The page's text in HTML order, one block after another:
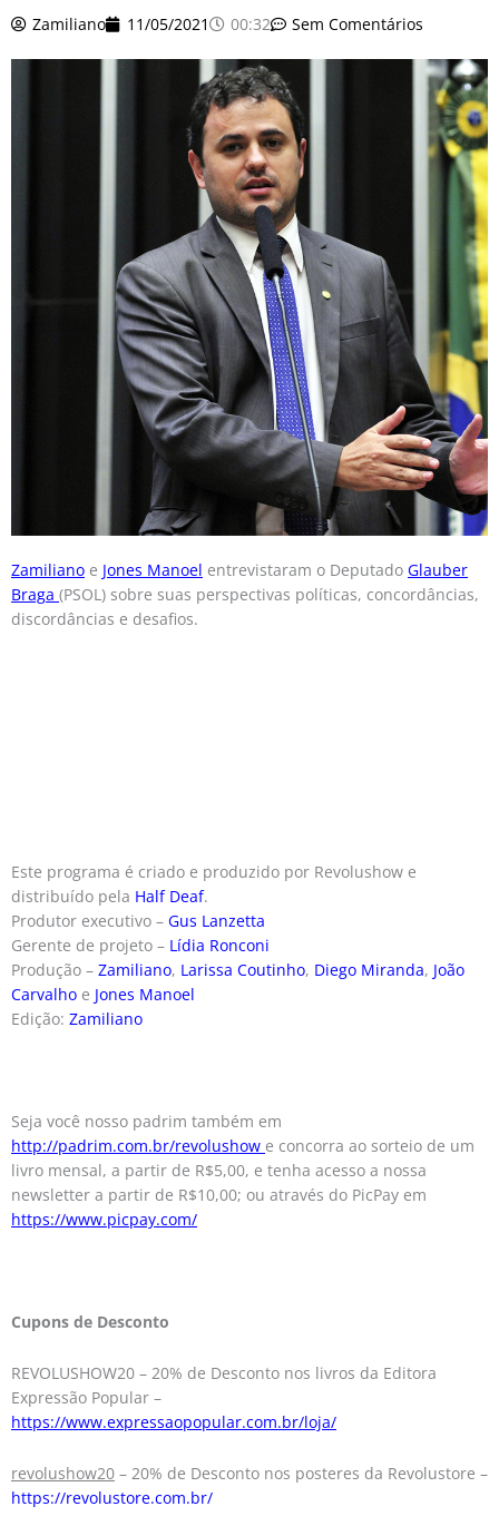
k
Zamiliano 11/05/2021 00:32 Sem Comentários
Zamiliano e Jones Manoel entrevistaram o Deputado Glauber
Braga (PSOL) sobre suas perspectivas políticas, concordâncias,
discordâncias e desafios.
Este programa é criado e produzido por Revolushow e
distribuído pela Half Deaf.
Produtor executivo – Gus Lanzetta
Gerente de projeto – Lídia Ronconi
Produção – Zamiliano, Larissa Coutinho, Diego Miranda, João
Carvalho e Jones Manoel
Edição: Zamiliano
Seja você nosso padrim também em
http://padrim.com.br/revolushow e concorra ao sorteio de um
livro mensal, a partir de R$5,00, e tenha acesso a nossa
newsletter a partir de R$10,00; ou através do PicPay em
https://www.picpay.com/
Cupons de Desconto
REVOLUSHOW20 – 20% de Desconto nos livros da Editora
Expressão Popular –
https://www.expressaopopular.com.br/loja/
revolushow20 – 20% de Desconto nos posteres da Revolustore –
https://revolustore.com.br/